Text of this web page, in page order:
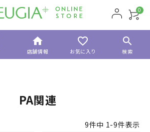
0
home
店舗情報
favorite_border
お気に入り
search
検索
PA関連
9件中 1-9件表示